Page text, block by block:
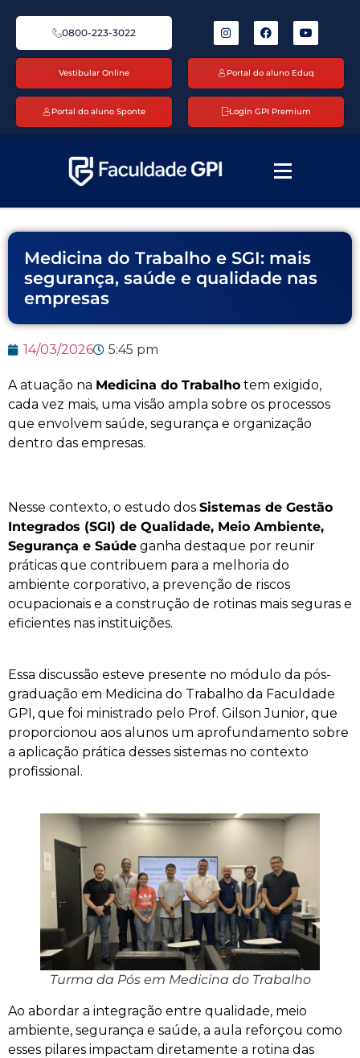
0800-223-3022
Vestibular Online Portal do aluno Eduq
Portal do aluno Sponte Login GPI Premium
Medicina do Trabalho e SGI: mais
segurança, saúde e qualidade nas
empresas
14/03/2026 5:45 pm
A atuação na Medicina do Trabalho tem exigido,
cada vez mais, uma visão ampla sobre os processos
que envolvem saúde, segurança e organização
dentro das empresas.
Nesse contexto, o estudo dos Sistemas de Gestão
Integrados (SGI) de Qualidade, Meio Ambiente,
Segurança e Saúde ganha destaque por reunir
práticas que contribuem para a melhoria do
ambiente corporativo, a prevenção de riscos
ocupacionais e a construção de rotinas mais seguras e
eficientes nas instituições.
Essa discussão esteve presente no módulo da pós-
graduação em Medicina do Trabalho da Faculdade
GPI, que foi ministrado pelo Prof. Gilson Junior, que
proporcionou aos alunos um aprofundamento sobre
a aplicação prática desses sistemas no contexto
profissional.
Turma da Pós em Medicina do Trabalho
Ao abordar a integração entre qualidade, meio
ambiente, segurança e saúde, a aula reforçou como
esses pilares impactam diretamente a rotina das